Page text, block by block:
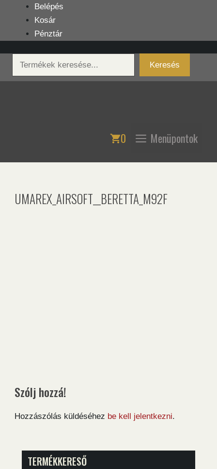
tartalomba
Belépés
Kosár
Pénztár
Keresés
Keresés
0 Menüpontok
UMAREX_AIRSOFT__BERETTA_M92F
Szólj hozzá!
Hozzászólás küldéséhez be kell jelentkezni.
TERMÉKKERESŐ